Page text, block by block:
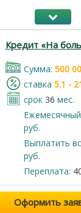
Кредит «На
Cумма: 500
cтавка 5.1 -
срок 36 мес.
руб.
Выплатить
руб.
Переплата:
Оформить